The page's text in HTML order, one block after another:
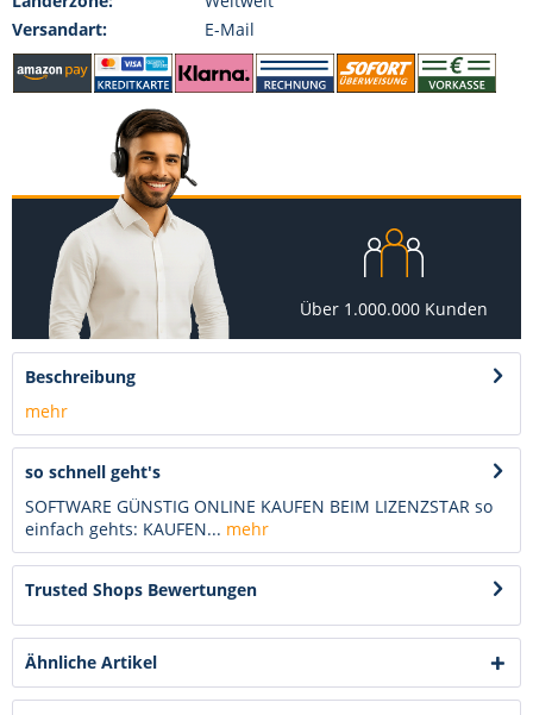
Versandart:
E-Mail
Über 1.000.000 Kunden
Beschreibung
mehr
so schnell geht's
SOFTWARE GÜNSTIG ONLINE KAUFEN BEIM LIZENZSTAR so
einfach gehts: KAUFEN... mehr
Trusted Shops Bewertungen
Ähnliche Artikel